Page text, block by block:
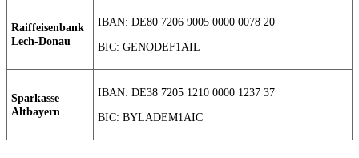
Raiffeisenbank
Lech-Donau
IBAN: DE80 7206 9005 0000 0078 20
BIC: GENODEF1AIL
Sparkasse
Altbayern
IBAN: DE38 7205 1210 0000 1237 37
BIC: BYLADEM1AIC